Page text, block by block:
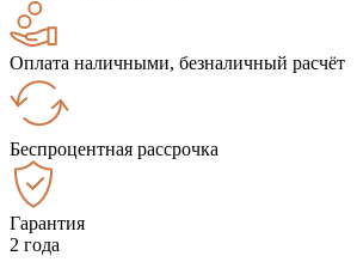
Оплата наличными, безналичный расчёт
Беспроцентная рассрочка
Гарантия
2 года